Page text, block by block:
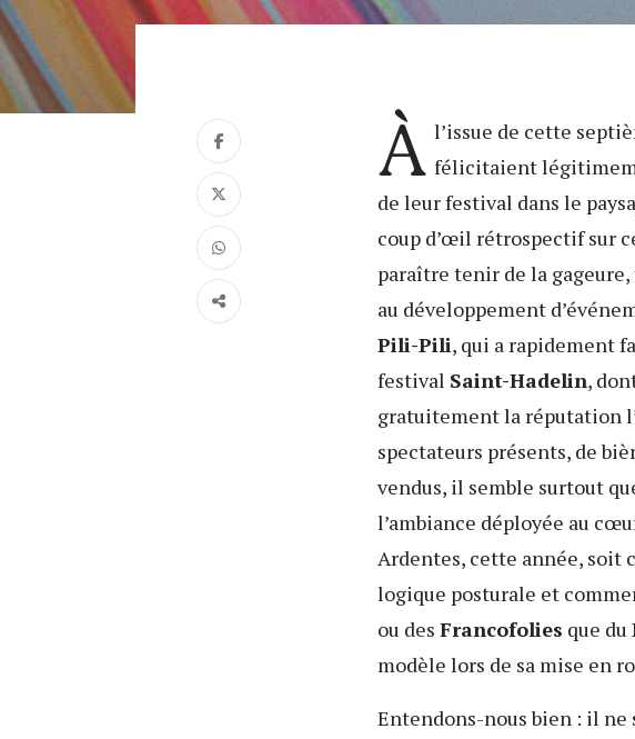
À l’issue de cette
félicitaient
de leur festival dans le
coup d’œil rétrospectif sur
paraître tenir de la
au développement
Pili-Pili, qui a rapidement
festival Saint-Hadelin,
gratuitement la réputation
spectateurs présents, de
vendus, il semble surtout
l’ambiance déployée au
Ardentes, cette année, soit
logique posturale et
ou des Francofolies que du
modèle lors de sa mise en
Entendons-nous bien : il ne